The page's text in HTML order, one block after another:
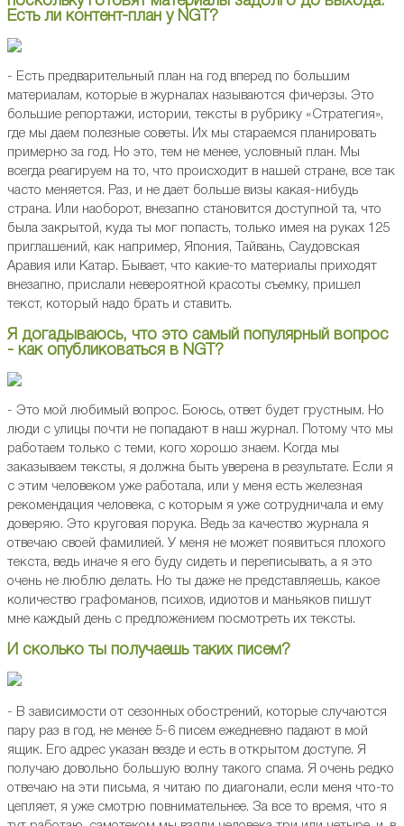
Есть ли контент-план у NGT?
- Есть предварительный план на год вперед по большим
материалам, которые в журналах называются фичерзы. Это
большие репортажи, истории, тексты в рубрику «Стратегия»,
где мы даем полезные советы. Их мы стараемся планировать
примерно за год. Но это, тем не менее, условный план. Мы
всегда реагируем на то, что происходит в нашей стране, все так
часто меняется. Раз, и не дает больше визы какая-нибудь
страна. Или наоборот, внезапно становится доступной та, что
была закрытой, куда ты мог попасть, только имея на руках 125
приглашений, как например, Япония, Тайвань, Саудовская
Аравия или Катар. Бывает, что какие-то материалы приходят
внезапно, прислали невероятной красоты съемку, пришел
текст, который надо брать и ставить.
Я догадываюсь, что это самый популярный вопрос
- как опубликоваться в NGT?
- Это мой любимый вопрос. Боюсь, ответ будет грустным. Но
люди с улицы почти не попадают в наш журнал. Потому что мы
работаем только с теми, кого хорошо знаем. Когда мы
заказываем тексты, я должна быть уверена в результате. Если я
с этим человеком уже работала, или у меня есть железная
рекомендация человека, с которым я уже сотрудничала и ему
доверяю. Это круговая порука. Ведь за качество журнала я
отвечаю своей фамилией. У меня не может появиться плохого
текста, ведь иначе я его буду сидеть и переписывать, а я это
очень не люблю делать. Но ты даже не представляешь, какое
количество графоманов, психов, идиотов и маньяков пишут
мне каждый день с предложением посмотреть их тексты.
И сколько ты получаешь таких писем?
- В зависимости от сезонных обострений, которые случаются
пару раз в год, не менее 5-6 писем ежедневно падают в мой
ящик. Его адрес указан везде и есть в открытом доступе. Я
получаю довольно большую волну такого спама. Я очень редко
отвечаю на эти письма, я читаю по диагонали, если меня что-то
цепляет, я уже смотрю повнимательнее. За все то время, что я